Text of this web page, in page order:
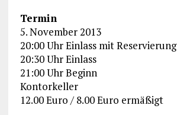
Termin
5. November 2013
20:00 Uhr Einlass mit Reservierung
20:30 Uhr Einlass
21:00 Uhr Beginn
Kontorkeller
12.00 Euro / 8.00 Euro ermäßigt